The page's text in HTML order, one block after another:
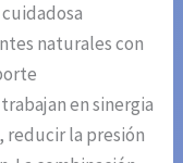
naturales con
en sinergia
reducir la presión